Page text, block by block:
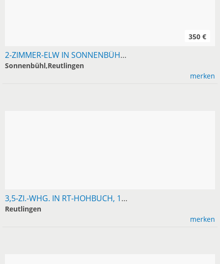
2-ZIMMER-ELW IN SONNENBÜHL-UNDINGEN AB OKTOBER 2026
350 €
Sonnenbühl,Reutlingen
merken
3,5-ZI.-WHG. IN RT-HOHBUCH, 100 M², EBK, AB SOFORT FREI, TEL. 01522-9208577.
Reutlingen
merken